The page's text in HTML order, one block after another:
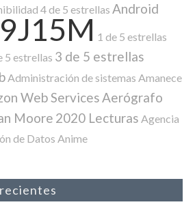
4 de 5 estrellas Android
1 de 5 estrellas
5 estrellas 3 de 5 estrellas
Administración de sistemas Amanece
Web ServicesAerógrafo
Moore 2020 Lecturas Agencia
de Datos Anime